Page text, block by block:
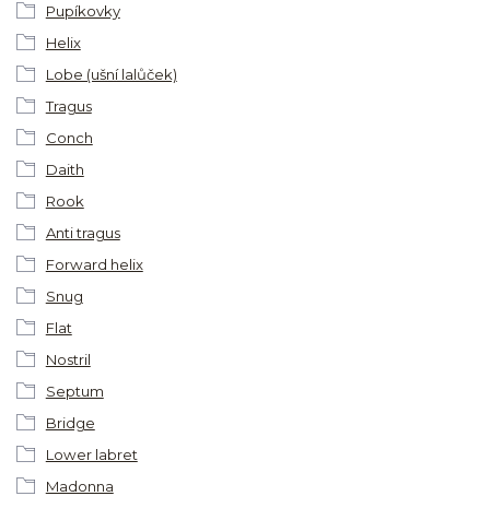
Pupíkovky
Helix
Lobe (ušní lalůček)
Tragus
Conch
Daith
Rook
Anti tragus
Forward helix
Snug
Flat
Nostril
Septum
Bridge
Lower labret
Madonna